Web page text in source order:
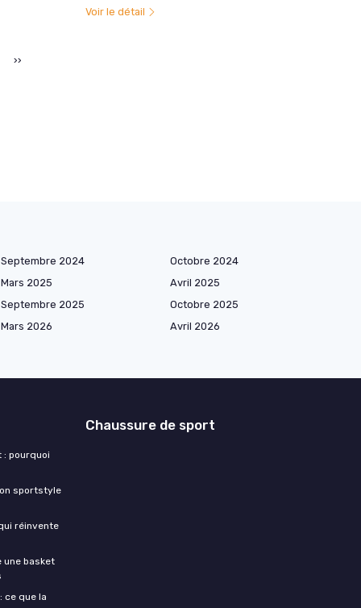
Voir le détail
››
Septembre 2024
Octobre 2024
Mars 2025
Avril 2025
Septembre 2025
Octobre 2025
Mars 2026
Avril 2026
pourquoi
sportstyle
réinvente
une basket
ce que la
Chaussure de sport